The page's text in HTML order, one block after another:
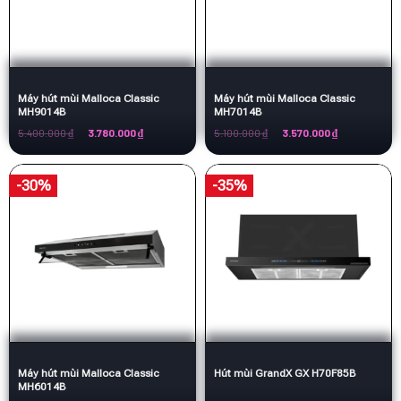
Máy hút mùi Malloca Classic
MH9014B
5.400.000₫
Giá
là:
5.400.000 ₫.
3.780.000₫Giá
hiện
tại
là:
3.780.000 ₫.
Máy hút mùi Malloca Classic
MH7014B
5.100.000₫
Giá
là:
5.100.000 ₫.
3.570.000₫Giá
hiện
tại
là:
3.570.000 ₫.
-30%
Máy hút mùi Malloca Classic
MH6014B
-35%
Hút mùi GrandX GX H70F85B